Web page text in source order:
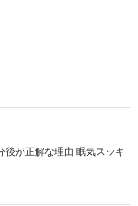
後が正解な理由 眠気スッキ